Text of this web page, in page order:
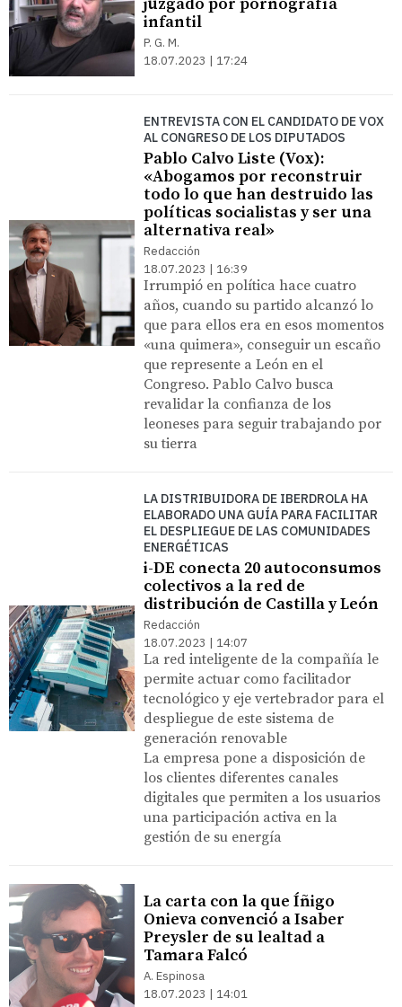
infantil
P. G. M.
18.07.2023 | 17:24
ENTREVISTA CON EL CANDIDATO DE VOX
AL CONGRESO DE LOS DIPUTADOS
Pablo Calvo Liste (Vox):
«Abogamos por reconstruir
todo lo que han destruido las
políticas socialistas y ser una
alternativa real»
Redacción
18.07.2023 | 16:39
Irrumpió en política hace cuatro
años, cuando su partido alcanzó lo
que para ellos era en esos momentos
«una quimera», conseguir un escaño
que represente a León en el
Congreso. Pablo Calvo busca
revalidar la confianza de los
leoneses para seguir trabajando por
su tierra
LA DISTRIBUIDORA DE IBERDROLA HA
ELABORADO UNA GUÍA PARA FACILITAR
EL DESPLIEGUE DE LAS COMUNIDADES
ENERGÉTICAS
i-DE conecta 20 autoconsumos
colectivos a la red de
distribución de Castilla y León
Redacción
18.07.2023 | 14:07
La red inteligente de la compañía le
permite actuar como facilitador
tecnológico y eje vertebrador para el
despliegue de este sistema de
generación renovable
La empresa pone a disposición de
los clientes diferentes canales
digitales que permiten a los usuarios
una participación activa en la
gestión de su energía
La carta con la que Íñigo
Onieva convenció a Isaber
Preysler de su lealtad a
Tamara Falcó
A. Espinosa
18.07.2023 | 14:01